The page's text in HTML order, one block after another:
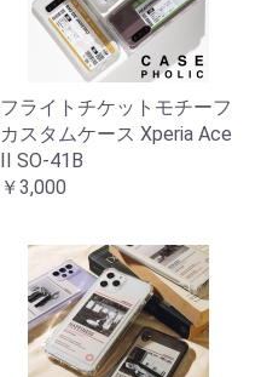
フライトチケットモチーフ
カスタムケース Xperia Ace
II SO-41B
￥3,000